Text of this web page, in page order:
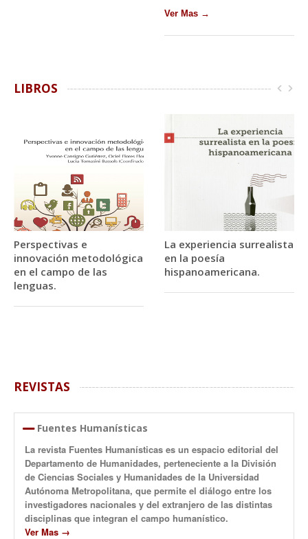
Ver Mas →
LIBROS
Perspectivas e
innovación metodológica
en el campo de las
lenguas.
La experiencia surrealista
en la poesía
hispanoamericana.
REVISTAS
Fuentes Humanísticas
La revista Fuentes Humanísticas es un espacio editorial del
Departamento de Humanidades, perteneciente a la División
de Ciencias Sociales y Humanidades de la Universidad
Autónoma Metropolitana, que permite el diálogo entre los
investigadores nacionales y del extranjero de las distintas
disciplinas que integran el campo humanístico.
Ver Mas →